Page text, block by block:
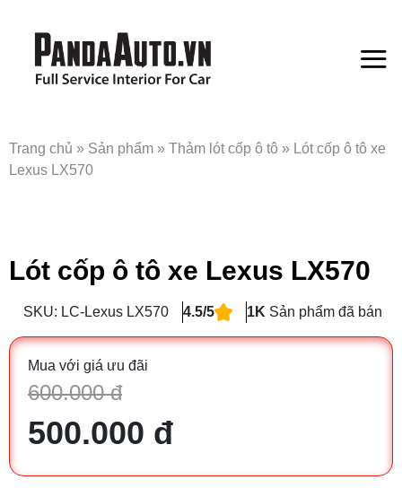
Trang chủ » Sản phẩm » Thảm lót cốp ô tô » Lót cốp ô tô xe
Lexus LX570
Lót cốp ô tô xe Lexus LX570
SKU: LC-Lexus LX570 4.5/5 1K Sản phẩm đã bán
Mua với giá ưu đãi
600.000 đ
500.000 đ